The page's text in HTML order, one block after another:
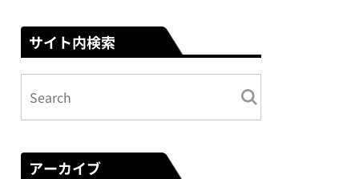
サイト内検索
アーカイブ